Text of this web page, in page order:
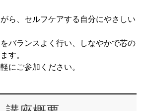
ら、セルフケアする自分にやさしい
バランスよく行い、しなやかで芯の
す。
にご参加ください。